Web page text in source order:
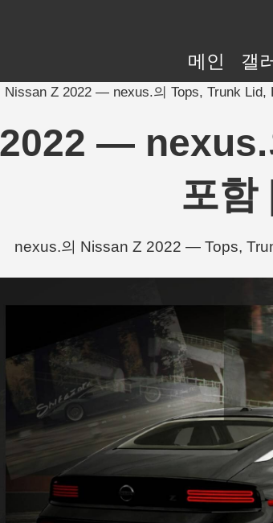
메인 갤
Nissan Z 2022 — nexus.의 Tops, Trunk Lid,
—
포함
nexus.의 Nissan Z 2022 — Tops,